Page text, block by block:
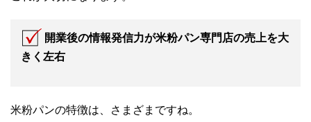
開業後の情報発信力が米粉パン専門店の売上を大
きく左右
米粉パンの特徴は、さまざまですね。